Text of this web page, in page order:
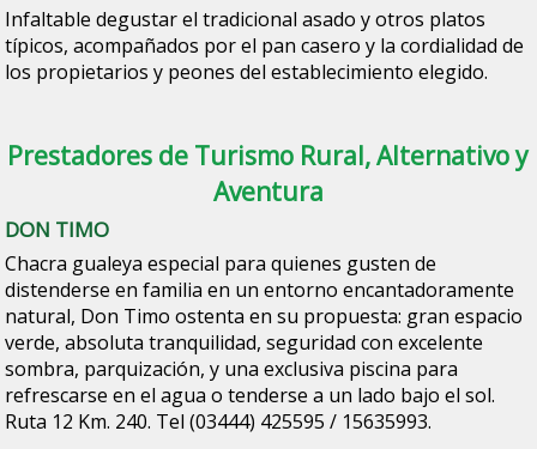
Infaltable degustar el tradicional asado y otros platos
típicos, acompañados por el pan casero y la cordialidad de
los propietarios y peones del establecimiento elegido.
Prestadores de Turismo Rural, Alternativo y
Aventura
DON TIMO
Chacra gualeya especial para quienes gusten de
distenderse en familia en un entorno encantadoramente
natural, Don Timo ostenta en su propuesta: gran espacio
verde, absoluta tranquilidad, seguridad con excelente
sombra, parquización, y una exclusiva piscina para
refrescarse en el agua o tenderse a un lado bajo el sol.
Ruta 12 Km. 240. Tel (03444) 425595 / 15635993.